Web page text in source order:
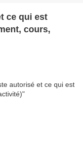
ce qui est
cours,